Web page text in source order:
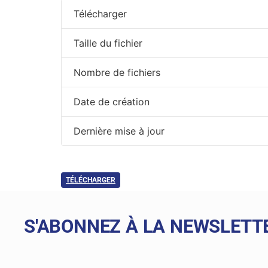
Télécharger
Taille du fichier
Nombre de fichiers
Date de création
Dernière mise à jour
TÉLÉCHARGER
S'ABONNEZ À LA